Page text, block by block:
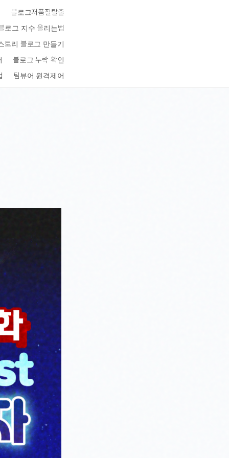
블로그저품질탈출
로그 지수 올리는법
토리 블로그 만들기
블로그 누락 확인
팀뷰어 원격제어